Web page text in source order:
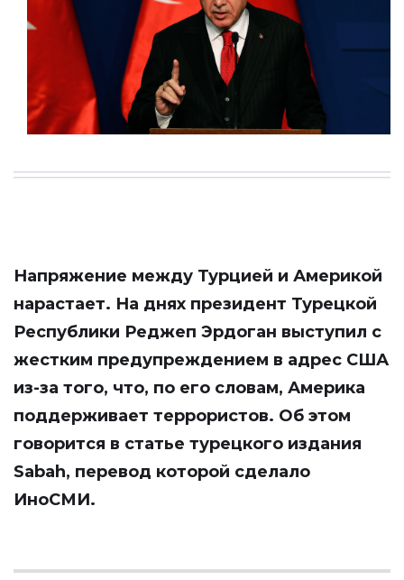
Напряжение между Турцией и Америкой
нарастает. На днях президент Турецкой
Республики Реджеп Эрдоган выступил с
жестким предупреждением в адрес США
из-за того, что, по его словам, Америка
поддерживает террористов. Об этом
говорится в статье турецкого издания
Sabah, перевод которой сделало
ИноСМИ.